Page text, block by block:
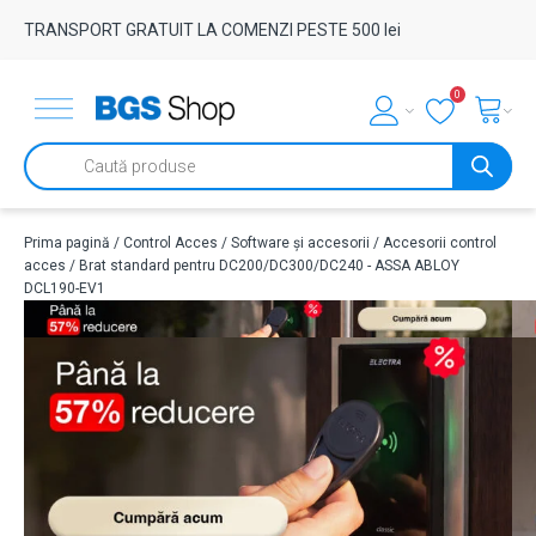
TRANSPORT GRATUIT LA COMENZI PESTE 500 lei
0
Products
search
Prima pagină / Control Acces / Software și accesorii / Accesorii control
acces / Brat standard pentru DC200/DC300/DC240 - ASSA ABLOY
DCL190-EV1